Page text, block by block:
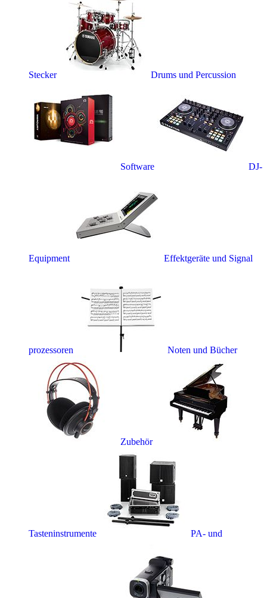
Stecker Drums und Percussion
Software DJ-
Equipment Effektgeräte und Signal
prozessoren Noten und Bücher
Zubehör
Tasteninstrumente PA- und